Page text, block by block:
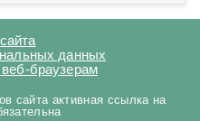
данных
браузерам
сайта активная ссылка на